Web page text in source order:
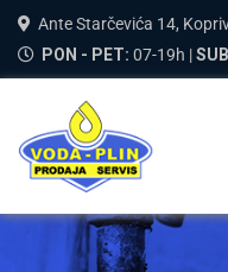
Ante Starčevića 14,
PON - PET: 07-19h |